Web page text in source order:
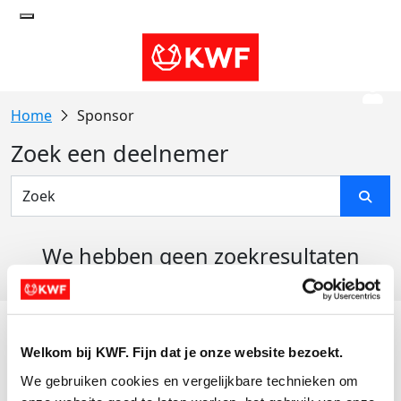
Welkom bij KWF. Fijn dat je onze website bezoekt.
We gebruiken cookies en vergelijkbare technieken om
Sponsor
Zoek een deelnemer
We hebben geen zoekresultaten
Actiematerialen
Evenementen